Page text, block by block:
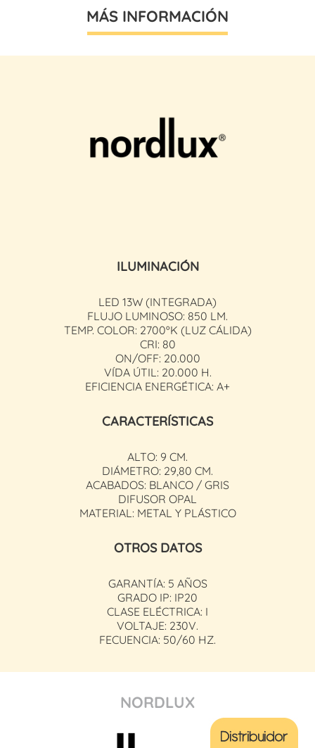
MÁS INFORMACIÓN
ILUMINACIÓN
LED 13W (INTEGRADA)
FLUJO LUMINOSO: 850 LM.
TEMP. COLOR: 2700ºK (LUZ CÁLIDA)
CRI: 80
ON/OFF: 20.000
VÍDA ÚTIL: 20.000 H.
EFICIENCIA ENERGÉTICA: A+
CARACTERÍSTICAS
ALTO: 9 CM.
DIÁMETRO: 29,80 CM.
ACABADOS: BLANCO / GRIS
DIFUSOR OPAL
MATERIAL: METAL Y PLÁSTICO
OTROS DATOS
GARANTÍA: 5 AÑOS
GRADO IP: IP20
CLASE ELÉCTRICA: I
VOLTAJE: 230V.
FECUENCIA: 50/60 HZ.
NORDLUX